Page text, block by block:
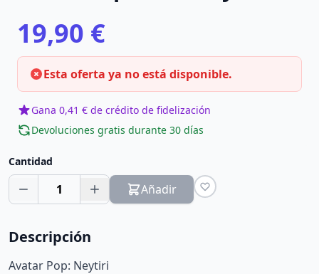
19,90 €
Esta oferta ya no está disponible.
Gana 0,41 € de crédito de fidelización
Devoluciones gratis durante 30 días
Cantidad
1 Añadir
Descripción
Avatar Pop: Neytiri